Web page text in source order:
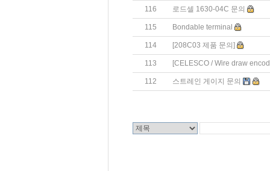
116 로드셀 1630-04C 문의
115 Bondable terminal
114 [208C03 제품 문의]
113 [CELESCO / Wire draw
112 스트레인 게이지 문의